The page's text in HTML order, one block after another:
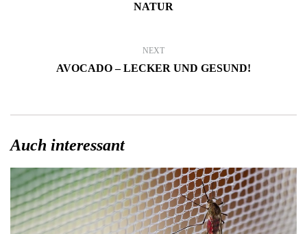
NATUR
NEXT
AVOCADO – LECKER UND GESUND!
Auch interessant